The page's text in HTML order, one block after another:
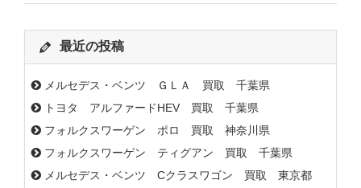
最近の投稿
メルセデス・ベンツ ＧＬＡ 買取 千葉県
トヨタ アルファードHEV 買取 千葉県
フォルクスワーゲン ポロ 買取 神奈川県
フォルクスワーゲン ティグアン 買取 千葉県
メルセデス・ベンツ Cクラスワゴン 買取 東京都